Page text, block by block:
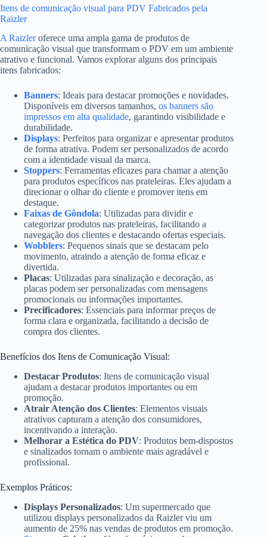
Itens de comunicação visual para PDV Fabricados pela
Raizler
A Raizleroferece uma ampla gama de produtos de
comunicação visual que transformam o PDV em um ambiente
atrativo e funcional. Vamos explorar alguns dos principais
itens fabricados:
Banners: Ideais para destacar promoções e novidades.
Disponíveis em diversos tamanhos, os banners são
impressos em alta qualidade, garantindo visibilidade e
durabilidade.
Displays: Perfeitos para organizar e apresentar produtos
de forma atrativa. Podem ser personalizados de acordo
com a identidade visual da marca.
Stoppers: Ferramentas eficazes para chamar a atenção
para produtos específicos nas prateleiras. Eles ajudam a
direcionar o olhar do cliente e promover itens em
destaque.
Faixas de Gôndola: Utilizadas para dividir e
categorizar produtos nas prateleiras, facilitando a
navegação dos clientes e destacando ofertas especiais.
Wobblers: Pequenos sinais que se destacam pelo
movimento, atraindo a atenção de forma eficaz e
divertida.
Placas: Utilizadas para sinalização e decoração, as
placas podem ser personalizadas com mensagens
promocionais ou informações importantes.
Precificadores: Essenciais para informar preços de
forma clara e organizada, facilitando a decisão de
compra dos clientes.
Benefícios dos Itens de Comunicação Visual:
Destacar Produtos: Itens de comunicação visual
ajudam a destacar produtos importantes ou em
promoção.
Atrair Atenção dos Clientes: Elementos visuais
atrativos capturam a atenção dos consumidores,
incentivando a interação.
Melhorar a Estética do PDV: Produtos bem-dispostos
e sinalizados tornam o ambiente mais agradável e
profissional.
Exemplos Práticos:
Displays Personalizados: Um supermercado que
utilizou displays personalizados da Raizler viu um
aumento de 25% nas vendas de produtos em promoção.